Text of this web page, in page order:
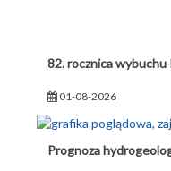
82. rocznica
01-08-2026
Prognoza